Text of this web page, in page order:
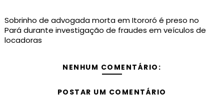
Sobrinho de advogada morta em Itororó é preso no
Pará durante investigação de fraudes em veículos de
locadoras
NENHUM COMENTÁRIO:
POSTAR UM COMENTÁRIO